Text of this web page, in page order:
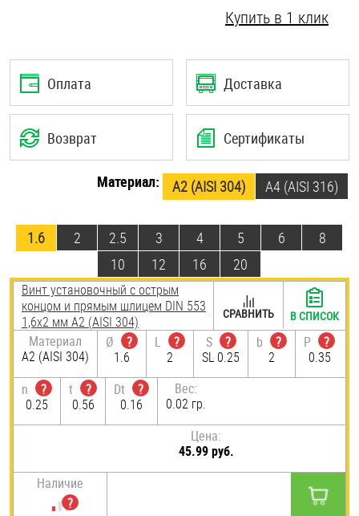
Штифты и пальцы
Купить в 1 клик
Оплата Доставка
Возврат Сертификаты
Материал: А2 (AISI 304) A4 (AISI 316)
1.6 2 2.5 3 4 5 6
8
10
12 16 20
Винт установочный с острым
концом и прямым шлицем DIN 553
1,6х2 мм А2 (AISI 304)
Материал
А2 (AISI 304)
Ø
?
1.6
L
?
2
S
?
SL 0.25
b
?
2
P
?
0.35
n
?
0.25
t
?
0.56
Dt
?
0.16
Вес:
0.02 гр.
Цена:
45.99 руб.
Наличие
СРАВНИТЬ В СПИСОК